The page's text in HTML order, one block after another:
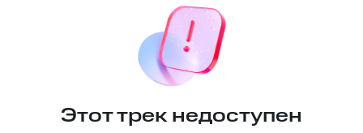
Этот трек недоступен